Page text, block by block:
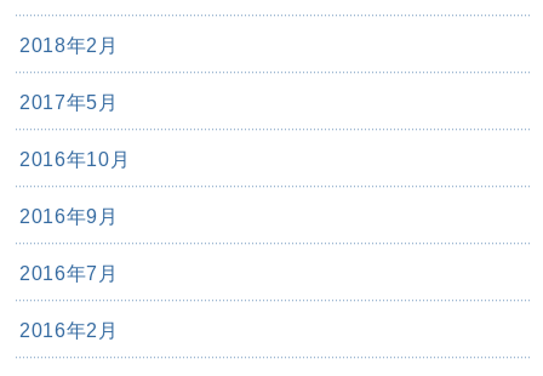
2018年2月
2017年5月
2016年10月
2016年9月
2016年7月
2016年2月